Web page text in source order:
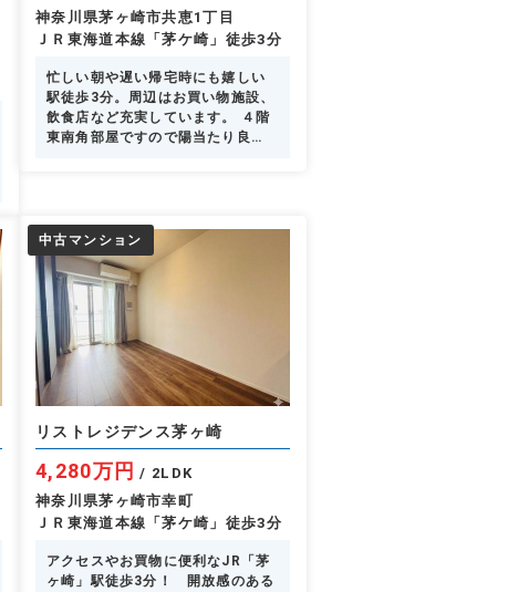
神奈川県茅ヶ崎市共恵1丁目
ＪＲ東海道本線「茅ケ崎」徒歩3分
忙しい朝や遅い帰宅時にも嬉しい
駅徒歩3分。周辺はお買い物施設、
飲食店など充実しています。 ４階
東南角部屋ですので陽当たり良
中古マンション
リストレジデンス茅ヶ崎
4,280万円 / 2LDK
神奈川県茅ヶ崎市幸町
ＪＲ東海道本線「茅ケ崎」徒歩3分
アクセスやお買物に便利なJR「茅
ヶ崎」駅徒歩3分！ 開放感のある